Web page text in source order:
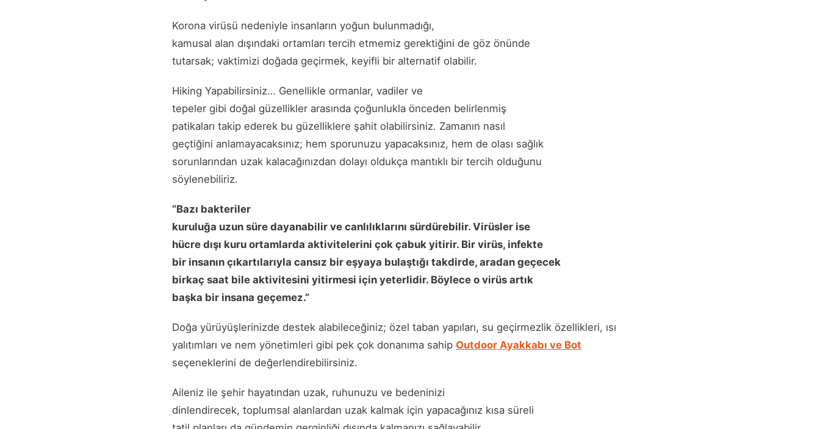
Korona virüsü nedeniyle insanların yoğun bulunmadığı,
kamusal alan dışındaki ortamları tercih etmemiz gerektiğini de göz önünde
tutarsak; vaktimizi doğada geçirmek, keyifli bir alternatif olabilir.
Hiking Yapabilirsiniz… Genellikle ormanlar, vadiler ve
tepeler gibi doğal güzellikler arasında çoğunlukla önceden belirlenmiş
patikaları takip ederek bu güzelliklere şahit olabilirsiniz. Zamanın nasıl
geçtiğini anlamayacaksınız; hem sporunuzu yapacaksınız, hem de olası sağlık
sorunlarından uzak kalacağınızdan dolayı oldukça mantıklı bir tercih olduğunu
söylenebiliriz.
“Bazı bakteriler
kuruluğa uzun süre dayanabilir ve canlılıklarını sürdürebilir. Virüsler ise
hücre dışı kuru ortamlarda aktivitelerini çok çabuk yitirir. Bir virüs, infekte
bir insanın çıkartılarıyla cansız bir eşyaya bulaştığı takdirde, aradan geçecek
birkaç saat bile aktivitesini yitirmesi için yeterlidir. Böylece o virüs artık
başka bir insana geçemez.”
Doğa yürüyüşlerinizde destek alabileceğiniz; özel taban yapıları, su geçirmezlik özellikleri, ısı
yalıtımları ve nem yönetimleri gibi pek çok donanıma sahip Outdoor Ayakkabı ve Bot
seçeneklerini de değerlendirebilirsiniz.
Aileniz ile şehir hayatından uzak, ruhunuzu ve bedeninizi
dinlendirecek, toplumsal alanlardan uzak kalmak için yapacağınız kısa süreli